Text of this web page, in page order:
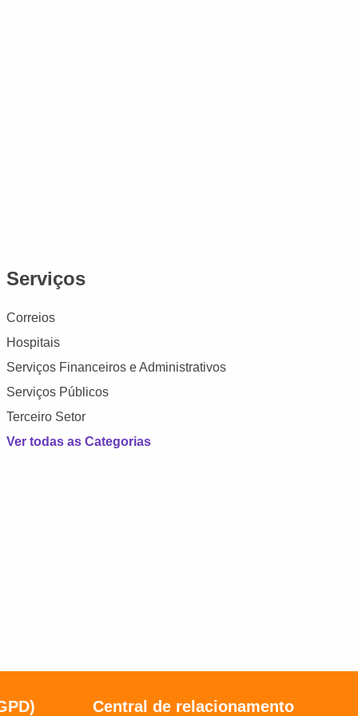
Serviços
Correios
Hospitais
Serviços Financeiros e Administrativos
Serviços Públicos
Terceiro Setor
Ver todas as Categorias
Central de relacionamento